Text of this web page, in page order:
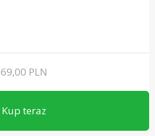
69,00 PLN
Kup teraz